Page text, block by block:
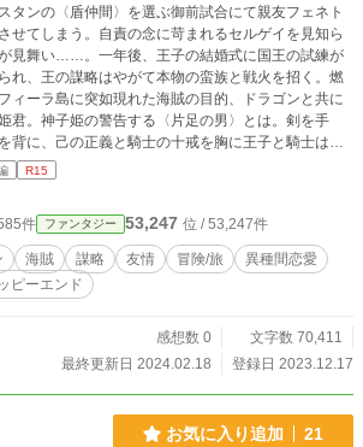
タンの〈盾仲間〉を選ぶ御前試合にて親友フェネト
せてしまう。自責の念に苛まれるセルゲイを見知ら
見舞い……。一年後、王子の結婚式に国王の試練が
れ、王の謀略はやがて本物の蛮族と戦火を招く。燃
ィーラ島に突如現れた海賊の目的、ドラゴンと共に
君。神子姫の警告する〈片足の男〉とは。剣を手
背に、己の正義と騎士の十戒を胸に王子と騎士は海
争いに荒れる海へ繰り出す。真実の宝をめぐる大冒
ろ1000字ぐらいずつ更新。 自費出版書籍→http
ja/items/2286387
R15
件 ファンタジー 53,247 位 / 53,247件
海賊 謀略 友情 冒険/旅
異種間恋愛
ピーエンド
感想数 0
文字数 70,411
最終更新日 2024.02.18
登録日 2023.12.17
お気に入り追加 21